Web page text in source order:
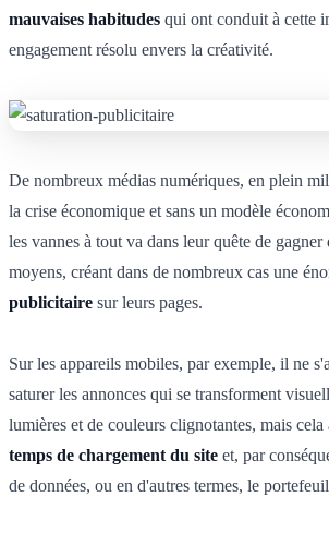
mauvaises habitudes qui ont conduit à cette
engagement résolu envers la créativité.
De nombreux médias numériques, en plein
la crise économique et sans un modèle
les vannes à tout va dans leur quête de
moyens, créant dans de nombreux cas une
publicitaire sur leurs pages.
Sur les appareils mobiles, par exemple, il ne
saturer les annonces qui se transforment
lumières et de couleurs clignotantes, mais
temps de chargement du site et, par
de données, ou en d'autres termes, le